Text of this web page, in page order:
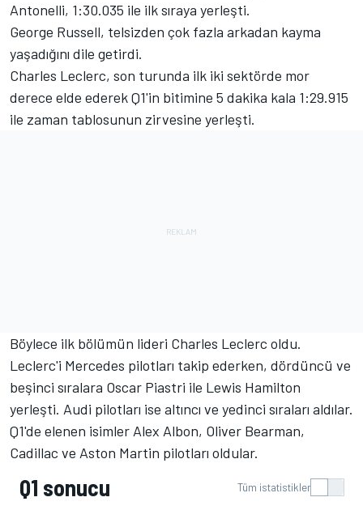
Antonelli, 1:30.035 ile ilk sıraya yerleşti.
George Russell, telsizden çok fazla arkadan kayma
yaşadığını dile getirdi.
Charles Leclerc, son turunda ilk iki sektörde mor
derece elde ederek Q1'in bitimine 5 dakika kala 1:29.915
ile zaman tablosunun zirvesine yerleşti.
Böylece ilk bölümün lideri Charles Leclerc oldu.
Leclerc'i Mercedes pilotları takip ederken, dördüncü ve
beşinci sıralara Oscar Piastri ile Lewis Hamilton
yerleşti. Audi pilotları ise altıncı ve yedinci sıraları aldılar.
Q1'de elenen isimler Alex Albon, Oliver Bearman,
Cadillac ve Aston Martin pilotları oldular.
Q1 sonucu Tüm istatistikler